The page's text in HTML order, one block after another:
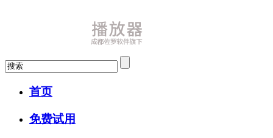
首页
免费试用